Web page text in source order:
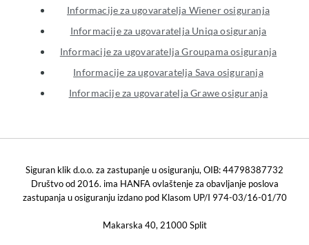
Informacije za ugovaratelja Wiener osiguranja
Informacije za ugovaratelja Uniqa osiguranja
Informacije za ugovaratelja Groupama osiguranja
Informacije za ugovaratelja Sava osiguranja
Informacije za ugovaratelja Grawe osiguranja
Siguran klik d.o.o. za zastupanje u osiguranju, OIB: 44798387732
Društvo od 2016. ima HANFA ovlaštenje za obavljanje poslova
zastupanja u osiguranju izdano pod Klasom UP/I 974-03/16-01/70
Makarska 40, 21000 Split